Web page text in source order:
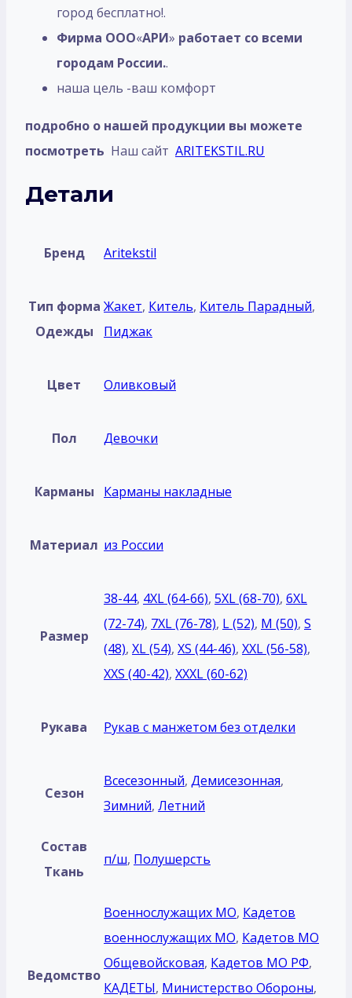
город бесплатно!.
Фирма ООО«АРИ» работает со всеми
городам России..
наша цель -ваш комфорт
подробно о нашей продукции вы можете
посмотреть Наш сайт ARITEKSTIL.RU
Детали
Бренд Aritekstil
Тип форма
Одежды
Жакет, Китель, Китель Парадный,
Пиджак
Цвет Оливковый
Пол Девочки
Карманы Карманы накладные
Материал из России
Размер
38-44, 4XL (64-66), 5XL (68-70), 6XL
(72-74), 7XL (76-78), L (52), M (50), S
(48), XL (54), XS (44-46), XXL (56-58),
XXS (40-42), XXXL (60-62)
Рукава Рукав с манжетом без отделки
Сезон
Всесезонный, Демисезонная,
Зимний, Летний
Состав
Ткань
п/ш, Полушерсть
Ведомство
Военнослужащих МО, Кадетов
военнослужащих МО, Кадетов МО
Общевойсковая, Кадетов МО РФ,
КАДЕТЫ, Министерство Обороны,